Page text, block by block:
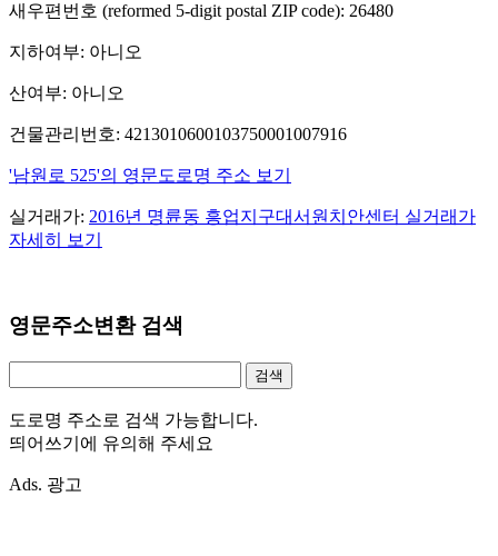
새우편번호 (reformed 5-digit postal ZIP code): 26480
지하여부: 아니오
산여부: 아니오
건물관리번호: 4213010600103750001007916
'남원로 525'의 영문도로명 주소 보기
실거래가: 2016년 명륜동 흥업지구대서원치안센터 실거래가
자세히 보기
영문주소변환 검색
도로명 주소로 검색 가능합니다.
띄어쓰기에 유의해 주세요
Ads. 광고